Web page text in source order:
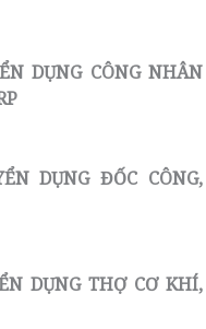
DỤNG CÔNG NHÂN
DỤNG ĐỐC CÔNG,
DỤNG THỢ CƠ KHÍ,